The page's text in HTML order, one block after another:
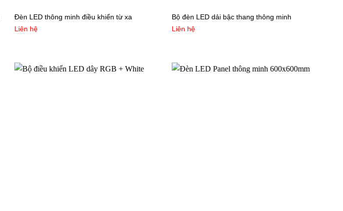
Đèn LED thông minh điều khiển từ xa
Liên hệ
Bộ đèn LED dải bậc thang thông minh
Liên hệ